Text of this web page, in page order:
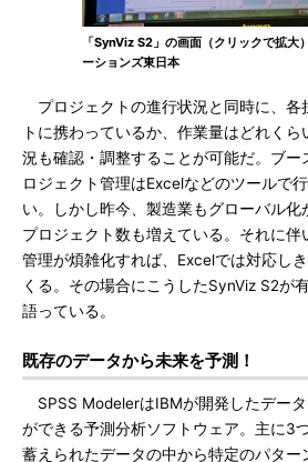
「SynViz S2」の画面（クリックで拡大
ーションズ東日本
プロジェクトの進行状況と同時に、各
トに携わっているか、作業量はどれく
況も確認・調整することが可能だ。ブ
ロジェクト管理はExcelなどのツールで
い。しかし昨今、製造業もグローバル化
プロジェクト数も増えている。それに
管理が煩雑化すれば、Excelでは対応し
くる。その場合にこうしたSynViz S2が
語っている。
既存のデータから未来を予測！
SPSS ModelerはIBMが開発したデー
ができる予測分析ソフトウェア。主に3
蓄えられたデータの中から特定のパター